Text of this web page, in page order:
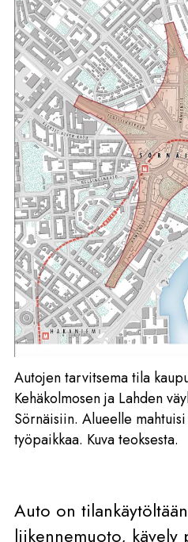
Autojen tarvitsema tila
Kehäkolmosen ja Lahden
Sörnäisiin. Alueelle
työpaikkaa. Kuva teoksesta.
Auto on
liikennemuoto, kävely